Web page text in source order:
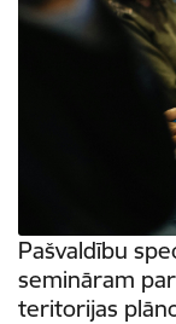
Pašvaldību
semināram
teritorijas